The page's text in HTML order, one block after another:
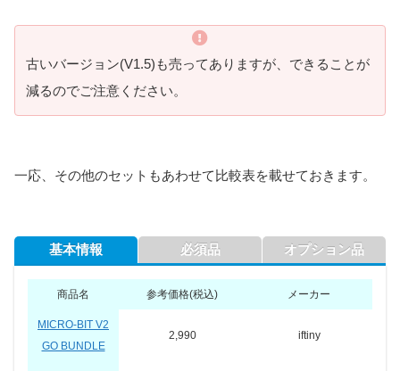
古いバージョン(V1.5)も売ってありますが、できることが
減るのでご注意ください。
一応、その他のセットもあわせて比較表を載せておきます。
基本情報
商品名 参考価格(税込) メーカー
MICRO-BIT V2
GO BUNDLE
2,990 iftiny
必須品 オプション品